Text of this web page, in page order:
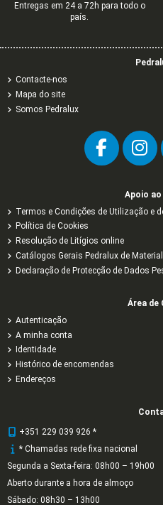
Entregas em 24 a 72h para todo o
país.
Contacte-nos
Mapa do site
Somos Pedralux
Apoio
Termos e Condições de Utilização e
Política de Cookies
Resolução de Litígios online
Catálogos Gerais Pedralux de
Declaração de Protecção de Dados
Área de
Autenticação
A minha conta
Identidade
Histórico de encomendas
Endereços
+351 229 039 926 *
* Chamadas rede fixa nacional
Segunda a Sexta-feira: 08h00 – 19h00
Aberto durante a hora de almoço
Sábado: 08h30 – 13h00